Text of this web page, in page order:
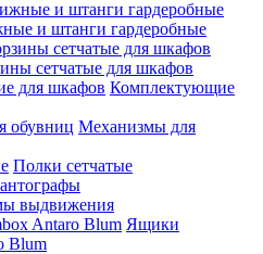
и штанги гардеробные
сетчатые для шкафов
Комплектующие
Механизмы для
Полки сетчатые
выдвижения
Ящики
Blum